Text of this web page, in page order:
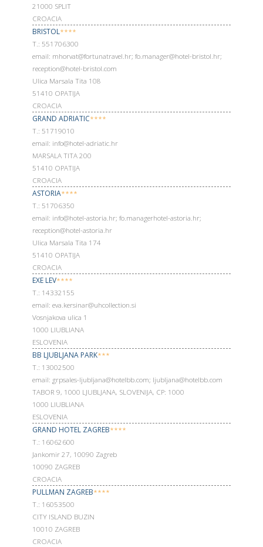
21000 SPLIT
CROACIA
BRISTOL****
Т.: 551706300
email: mhorvat@fortunatravel.hr; fo.manager@hotel-bristol.hr;
reception@hotel-bristol.com
Ulica Marsala Tita 108
51410 OPATIJA
CROACIA
GRAND ADRIATIC****
Т.: 51719010
email: info@hotel-adriatic.hr
MARSALA TITA 200
51410 OPATIJA
CROACIA
ASTORIA****
Т.: 51706350
email: info@hotel-astoria.hr; fo.managerhotel-astoria.hr;
reception@hotel-astoria.hr
Ulica Marsala Tita 174
51410 OPATIJA
CROACIA
EXE LEV****
Т.: 14332155
email: eva.kersinar@uhcollection.si
Vosnjakova ulica 1
1000 LIUBLIANA
ESLOVENIA
BB LJUBLJANA PARK***
Т.: 13002500
email: grpsales-ljubljana@hotelbb.com; ljubljana@hotelbb.com
TABOR 9, 1000 LJUBLJANA, SLOVENIJA, CP: 1000
1000 LIUBLIANA
ESLOVENIA
GRAND HOTEL ZAGREB****
Т.: 16062600
Jankomir 27, 10090 Zagreb
10090 ZAGREB
CROACIA
PULLMAN ZAGREB****
Т.: 16053500
CITY ISLAND BUZIN
10010 ZAGREB
CROACIA